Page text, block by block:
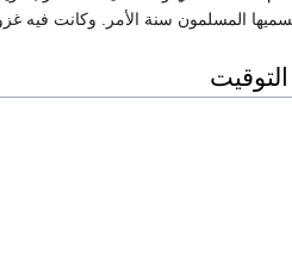
المسلمون سنة الأمر. وكانت فيه
التوقيت